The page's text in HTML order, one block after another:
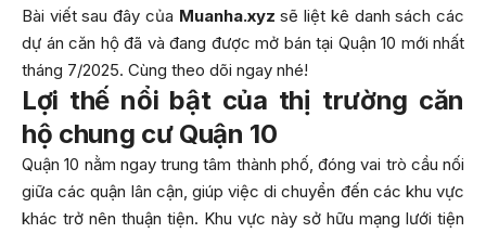
Bài viết sau đây của Muanha.xyzsẽ liệt kê danh sách các
dự án căn hộ đã và đang được mở bán tại Quận 10 mới nhất
tháng 7/2025. Cùng theo dõi ngay nhé!
Lợi thế nổi bật của thị trường căn
hộ chung cư Quận 10
Quận 10 nằm ngay trung tâm thành phố, đóng vai trò cầu nối
giữa các quận lân cận, giúp việc di chuyển đến các khu vực
khác trở nên thuận tiện. Khu vực này sở hữu mạng lưới tiện